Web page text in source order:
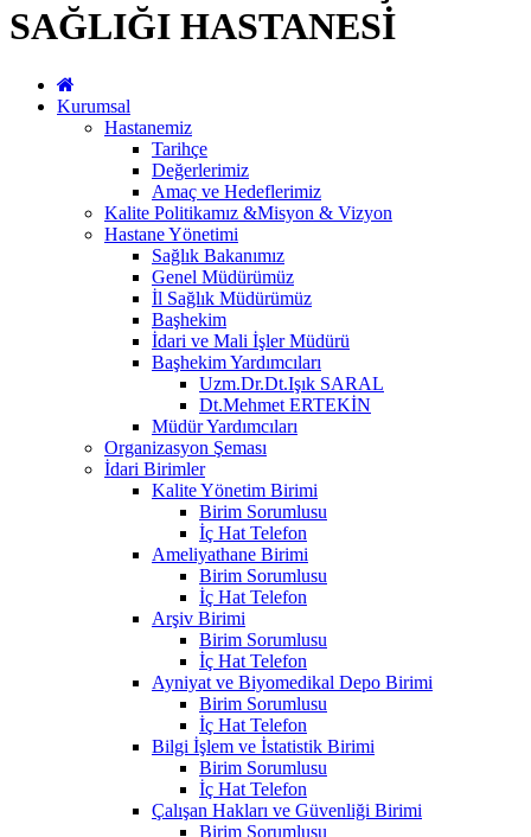
SAĞLIĞI HASTANESİ
Kurumsal
Hastanemiz
Tarihçe
Değerlerimiz
Amaç ve Hedeflerimiz
Kalite Politikamız &Misyon & Vizyon
Hastane Yönetimi
Sağlık Bakanımız
Genel Müdürümüz
İl Sağlık Müdürümüz
Başhekim
İdari ve Mali İşler Müdürü
Başhekim Yardımcıları
Uzm.Dr.Dt.Işık SARAL
Dt.Mehmet ERTEKİN
Müdür Yardımcıları
Organizasyon Şeması
İdari Birimler
Kalite Yönetim Birimi
Birim Sorumlusu
İç Hat Telefon
Ameliyathane Birimi
Birim Sorumlusu
İç Hat Telefon
Arşiv Birimi
Birim Sorumlusu
İç Hat Telefon
Ayniyat ve Biyomedikal Depo Birimi
Birim Sorumlusu
İç Hat Telefon
Bilgi İşlem ve İstatistik Birimi
Birim Sorumlusu
İç Hat Telefon
Çalışan Hakları ve Güvenliği Birimi
Birim Sorumlusu